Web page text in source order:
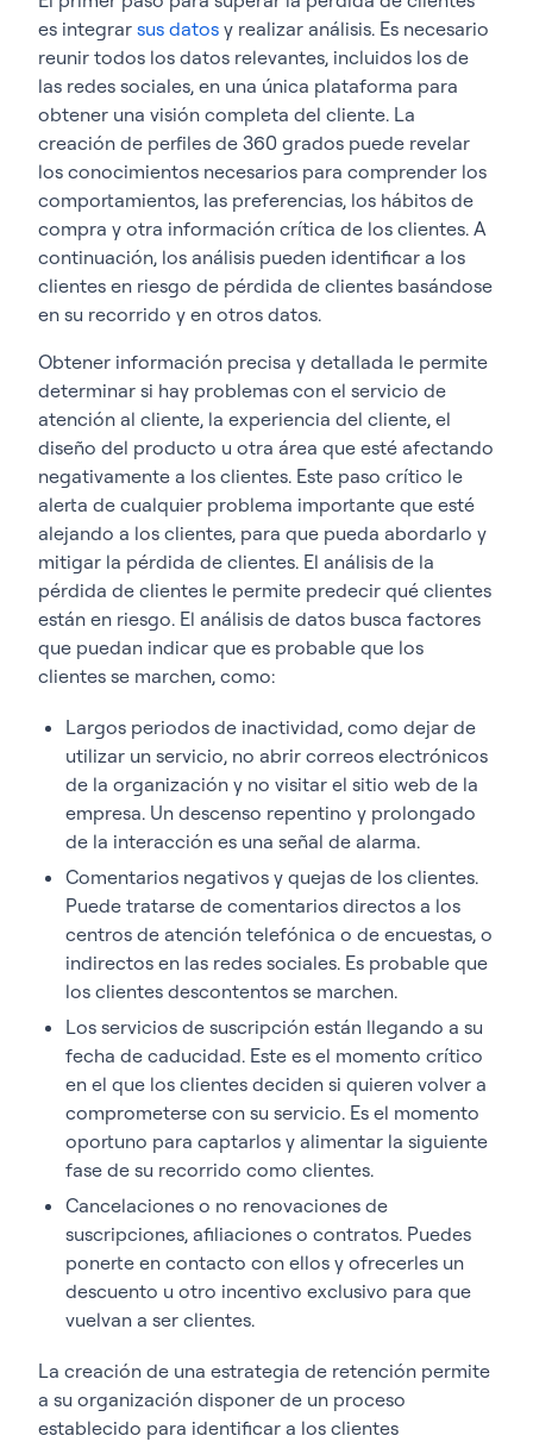
es integrar sus datos y realizar análisis. Es necesario
reunir todos los datos relevantes, incluidos los de
las redes sociales, en una única plataforma para
obtener una visión completa del cliente. La
creación de perfiles de 360 grados puede revelar
los conocimientos necesarios para comprender los
comportamientos, las preferencias, los hábitos de
compra y otra información crítica de los clientes. A
continuación, los análisis pueden identificar a los
clientes en riesgo de pérdida de clientes basándose
en su recorrido y en otros datos.
Obtener información precisa y detallada le permite
determinar si hay problemas con el servicio de
atención al cliente, la experiencia del cliente, el
diseño del producto u otra área que esté afectando
negativamente a los clientes. Este paso crítico le
alerta de cualquier problema importante que esté
alejando a los clientes, para que pueda abordarlo y
mitigar la pérdida de clientes. El análisis de la
pérdida de clientes le permite predecir qué clientes
están en riesgo. El análisis de datos busca factores
que puedan indicar que es probable que los
clientes se marchen, como:
Largos periodos de inactividad, como dejar de
utilizar un servicio, no abrir correos electrónicos
de la organización y no visitar el sitio web de la
empresa. Un descenso repentino y prolongado
de la interacción es una señal de alarma.
Comentarios negativos y quejas de los clientes.
Puede tratarse de comentarios directos a los
centros de atención telefónica o de encuestas, o
indirectos en las redes sociales. Es probable que
los clientes descontentos se marchen.
Los servicios de suscripción están llegando a su
fecha de caducidad. Este es el momento crítico
en el que los clientes deciden si quieren volver a
comprometerse con su servicio. Es el momento
oportuno para captarlos y alimentar la siguiente
fase de su recorrido como clientes.
Cancelaciones o no renovaciones de
suscripciones, afiliaciones o contratos. Puedes
ponerte en contacto con ellos y ofrecerles un
descuento u otro incentivo exclusivo para que
vuelvan a ser clientes.
La creación de una estrategia de retención permite
a su organización disponer de un proceso
establecido para identificar a los clientes